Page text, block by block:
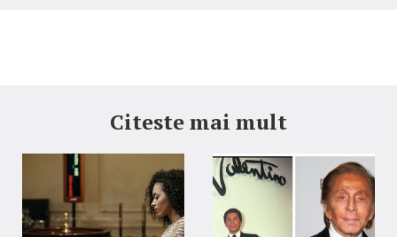
Citeste mai mult